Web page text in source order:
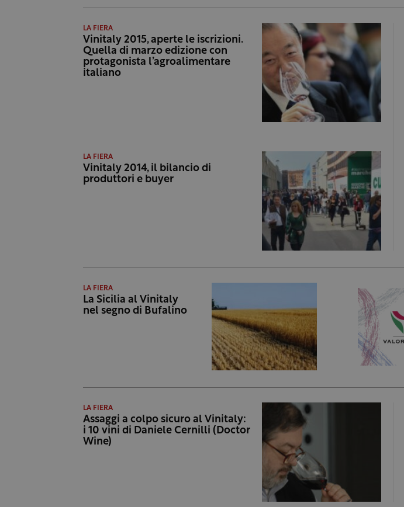
LA FIERA
Vinitaly 2015, aperte le iscrizioni.
Quella di marzo edizione con
protagonista l’agroalimentare
italiano
LA FIERA
Vinitaly 2014, il bilancio di
produttori e buyer
LA FIERA
La Sicilia al Vinitaly
nel segno di Bufalino
LA FIERA
Assaggi a colpo sicuro al Vinitaly:
i 10 vini di Daniele Cernilli (Doctor
Wine)